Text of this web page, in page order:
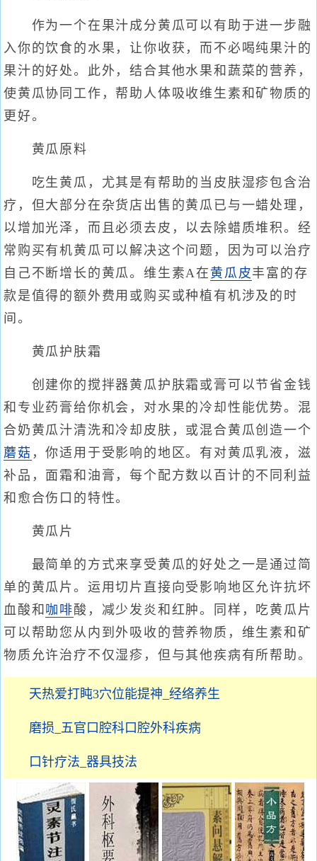
作为一个在果汁成分黄瓜可以有助于进一步融
入你的饮食的水果，让你收获，而不必喝纯果汁的
果汁的好处。此外，结合其他水果和蔬菜的营养，
使黄瓜协同工作，帮助人体吸收维生素和矿物质的
更好。
黄瓜原料
吃生黄瓜，尤其是有帮助的当皮肤湿疹包含治
疗，但大部分在杂货店出售的黄瓜已与一蜡处理，
以增加光泽，而且必须去皮，以去除蜡质堆积。经
常购买有机黄瓜可以解决这个问题，因为可以治疗
自己不断增长的黄瓜。维生素A在 黄瓜皮丰富的存
款是值得的额外费用或购买或种植有机涉及的时
间。
黄瓜护肤霜
创建你的搅拌器黄瓜护肤霜或膏可以节省金钱
和专业药膏给你机会，对水果的冷却性能优势。混
合奶黄瓜汁清洗和冷却皮肤，或混合黄瓜创造一个
蘑菇 ，你适用于受影响的地区。有对黄瓜乳液，滋
补品，面霜和油膏，每个配方数以百计的不同利益
和愈合伤口的特性。
黄瓜片
最简单的方式来享受黄瓜的好处之一是通过简
单的黄瓜片。运用切片直接向受影响地区允许抗坏
血酸和 咖啡酸，减少发炎和红肿。同样，吃黄瓜片
可以帮助您从内到外吸收的营养物质，维生素和矿
物质允许治疗不仅湿疹，但与其他疾病有所帮助。
天热爱打盹3穴位能提神_经络养生
磨损_五官口腔科口腔外科疾病
口针疗法_器具技法